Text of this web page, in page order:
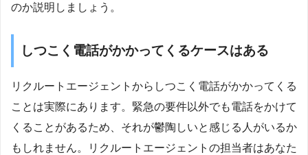
のか説明しましょう。
しつこく電話がかかってくるケースはある
リクルートエージェントからしつこく電話がかかってくる
ことは実際にあります。緊急の要件以外でも電話をかけて
くることがあるため、それが鬱陶しいと感じる人がいるか
もしれません。リクルートエージェントの担当者はあなた